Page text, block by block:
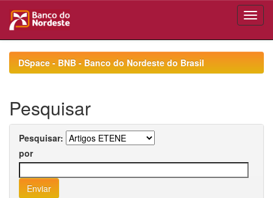
navigationDSpace - BNB - Banco do Nordeste do Brasil
Pesquisar
Pesquisar:
por